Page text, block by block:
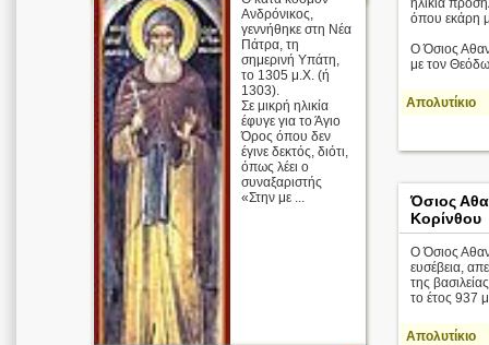
ηλικία
όπου εκάρη
Ο Όσιος
με τον
Απολυτίκιο
Ανδρόνικος,
γεννήθηκε στη Νέα
Πάτρα, τη
σημερινή Υπάτη,
το 1305 μ.Χ. (ή
1303).
Σε μικρή ηλικία
έφυγε για το Άγιο
Όρος όπου δεν
έγινε δεκτός, διότι,
όπως λέει ο
συναξαριστής
«Στην με ...
Όσιος
Κορίνθου
Ο Όσιος
ευσέβεια,
της
το έτος 937
Απολυτίκιο